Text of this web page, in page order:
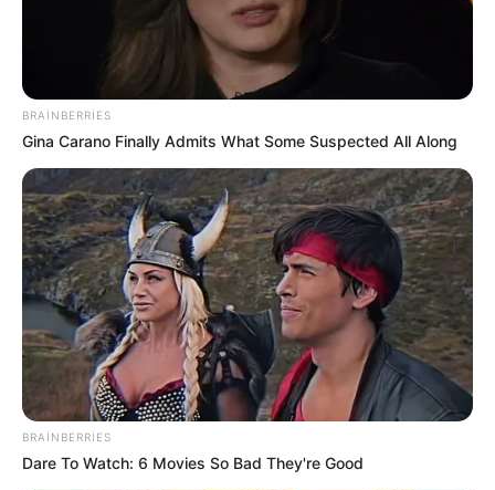
09:01 / 06 Avqust 2026 CƏMİYYƏT
DİQQƏT! Bu ərazilərdəişıq olmayacaq
69 0 0
BRAINBERRIES
Gina Carano Finally Admits What Some Suspected All Along
BRAINBERRIES
Dare To Watch: 6 Movies So Bad They're Good